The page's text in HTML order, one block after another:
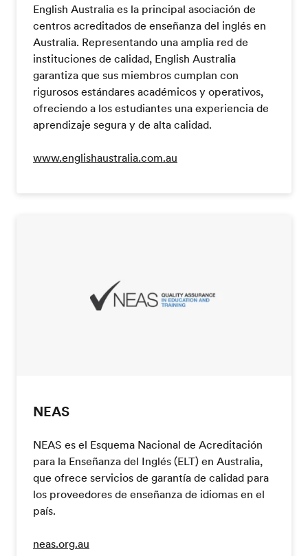
English Australia es la principal asociación de
centros acreditados de enseñanza del inglés en
Australia. Representando una amplia red de
instituciones de calidad, English Australia
garantiza que sus miembros cumplan con
rigurosos estándares académicos y operativos,
ofreciendo a los estudiantes una experiencia de
aprendizaje segura y de alta calidad.
www.englishaustralia.com.au
NEAS
NEAS es el Esquema Nacional de Acreditación
para la Enseñanza del Inglés (ELT) en Australia,
que ofrece servicios de garantía de calidad para
los proveedores de enseñanza de idiomas en el
país.
neas.org.au